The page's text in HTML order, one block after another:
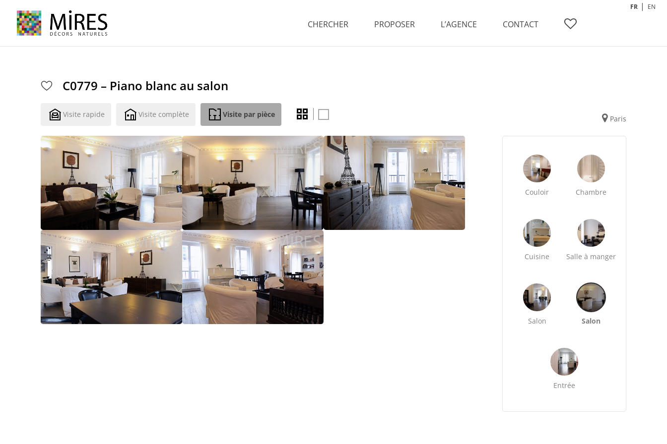
CHERCHER PROPOSER L’AGENCE CONTACT
FR EN
C0779 – Piano blanc au salon
Visite rapide Visite complète Visite par pièce Paris
Couloir Chambre
Cuisine Salle à manger
Salon Salon
Entrée